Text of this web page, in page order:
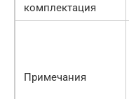
комплектация
Примечания